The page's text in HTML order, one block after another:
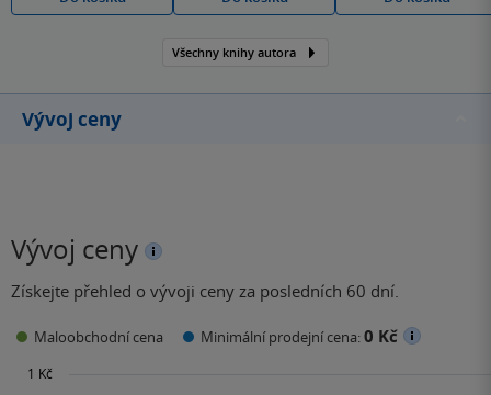
Všechny knihy autora
Vývoj ceny
Vývoj ceny
Získejte přehled o vývoji ceny za posledních 60 dní.
Maloobchodní cena Minimální prodejní cena:0 Kč